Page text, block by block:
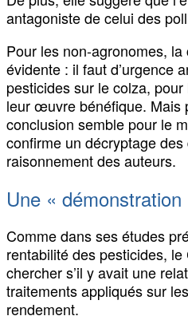
antagoniste de celui des
Pour les non-agronomes,
évidente : il faut d’urgence
pesticides sur le colza,
leur œuvre bénéfique. Mais
conclusion semble pour le
confirme un décryptage
raisonnement des auteurs.
Une «
Comme dans ses études
rentabilité des pesticides, le
chercher s’il y avait une
traitements appliqués sur
rendement.